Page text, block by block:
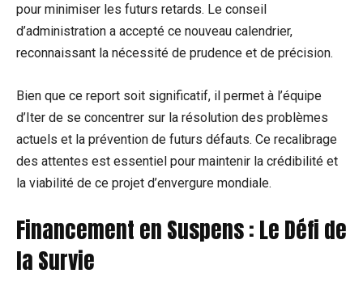
pour minimiser les futurs retards. Le conseil
d’administration a accepté ce nouveau calendrier,
reconnaissant la nécessité de prudence et de précision.
Bien que ce report soit significatif, il permet à l’équipe
d’Iter de se concentrer sur la résolution des problèmes
actuels et la prévention de futurs défauts. Ce recalibrage
des attentes est essentiel pour maintenir la crédibilité et
la viabilité de ce projet d’envergure mondiale.
Financement en Suspens : Le Défi de
la Survie